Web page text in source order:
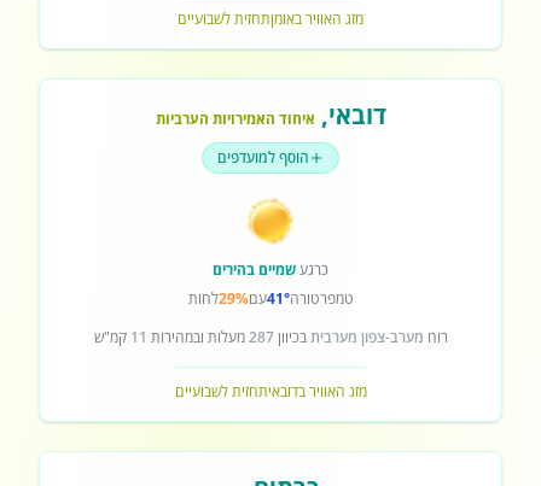
מזג האוויר באומןתחזית לשבועיים
דובאי, איחוד האמירויות הערביות
הוסף למועדפים
כרגעשמיים בהירים
טמפרטורה41°עם29%לחות
רוח מערב-צפון מערביתבכיוון287מעלות ובמהירות 11 קמ"ש
מזג האוויר בדובאיתחזית לשבועיים